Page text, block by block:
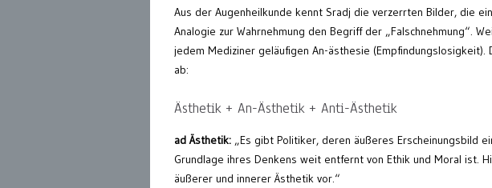
Aus der Augenheilkunde kennt Sradj die verzerrten Bilder, die
Analogie zur Wahrnehmung den Begriff der „Falschnehmung“.
jedem Mediziner geläufigen An-ästhesie
ab:
Ästhetik + An-Ästhetik + Anti-Ästhetik
ad Ästhetik: „Es gibt Politiker, deren äußeres Erscheinungsbild
Grundlage ihres Denkens weit entfernt von Ethik und Moral ist.
äußerer und innerer Ästhetik vor.“